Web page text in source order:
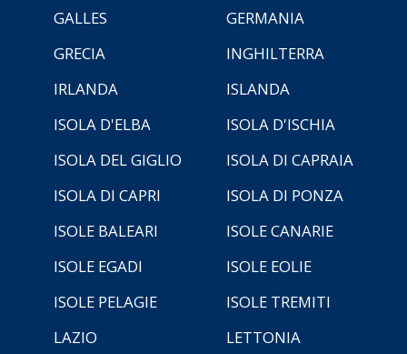
GALLES
GERMANIA
GRECIA
INGHILTERRA
IRLANDA
ISLANDA
ISOLA D'ELBA
ISOLA D'ISCHIA
ISOLA DEL GIGLIO
ISOLA DI CAPRAIA
ISOLA DI CAPRI
ISOLA DI PONZA
ISOLE BALEARI
ISOLE CANARIE
ISOLE EGADI
ISOLE EOLIE
ISOLE PELAGIE
ISOLE TREMITI
LAZIO
LETTONIA